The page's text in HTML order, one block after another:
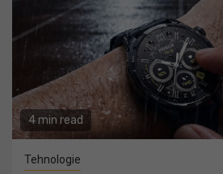
4 min read
Tehnologie